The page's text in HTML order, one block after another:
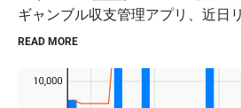
ギャンブル収支管理アプリ、近日
READ MORE